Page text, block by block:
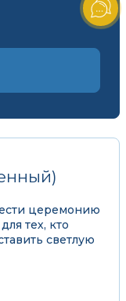
церемонию
тех, кто
светлую